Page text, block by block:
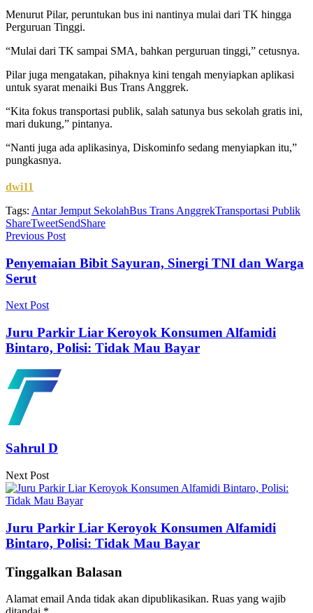
Menurut Pilar, peruntukan bus ini nantinya mulai dari TK hingga
Perguruan Tinggi.
“Mulai dari TK sampai SMA, bahkan perguruan tinggi,” cetusnya.
Pilar juga mengatakan, pihaknya kini tengah menyiapkan aplikasi
untuk syarat menaiki Bus Trans Anggrek.
“Kita fokus transportasi publik, salah satunya bus sekolah gratis ini,
mari dukung,” pintanya.
“Nanti juga ada aplikasinya, Diskominfo sedang menyiapkan itu,”
pungkasnya.
dwi11
Tags: Antar Jemput SekolahBus Trans AnggrekTransportasi Publik
ShareTweetSendShare
Previous Post
Penyemaian Bibit Sayuran, Sinergi TNI dan Warga
Serut
Next Post
Juru Parkir Liar Keroyok Konsumen Alfamidi
Bintaro, Polisi: Tidak Mau Bayar
Sahrul D
Next Post
Juru Parkir Liar Keroyok Konsumen Alfamidi
Bintaro, Polisi: Tidak Mau Bayar
Tinggalkan Balasan
Alamat email Anda tidak akan dipublikasikan. Ruas yang wajib